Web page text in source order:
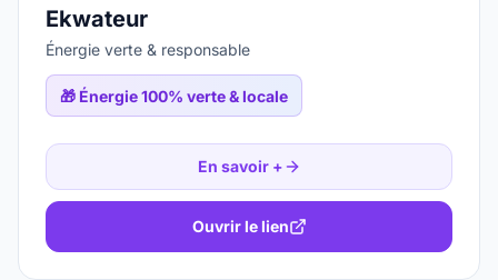
Ekwateur
Énergie verte & responsable
🎁 Énergie 100% verte & locale
En savoir +
Ouvrir le lien